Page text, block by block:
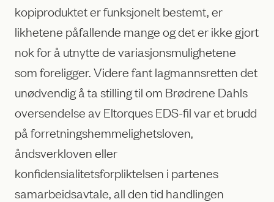
kopiproduktet er funksjonelt bestemt, er
likhetene påfallende mange og det er ikke gjort
nok for å utnytte de variasjonsmulighetene
som foreligger. Videre fant lagmannsretten det
unødvendig å ta stilling til om Brødrene Dahls
oversendelse av Eltorques EDS-fil var et brudd
på forretningshemmelighetsloven,
åndsverkloven eller
konfidensialitetsforpliktelsen i partenes
samarbeidsavtale, all den tid handlingen